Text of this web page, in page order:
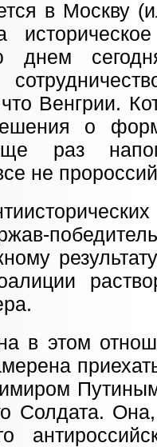
в Москву
днем
Венгрии.
о
раз
не
в этом
Солдата.